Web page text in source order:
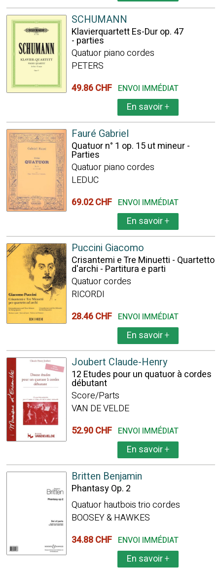
SCHUMANN
Klavierquartett Es-Dur op. 47
- parties
Quatuor piano cordes
PETERS
49.86 CHF ENVOI IMMÉDIAT
En savoir+
Fauré Gabriel
Quatuor n° 1 op. 15 ut mineur -
Parties
Quatuor piano cordes
LEDUC
69.02 CHF ENVOI IMMÉDIAT
En savoir+
Puccini Giacomo
Crisantemi e Tre Minuetti - Quartetto
d'archi - Partitura e parti
Quatuor cordes
RICORDI
28.46 CHF ENVOI IMMÉDIAT
En savoir+
Joubert Claude-Henry
12 Etudes pour un quatuor à cordes
débutant
Score/Parts
VAN DE VELDE
52.90 CHF ENVOI IMMÉDIAT
En savoir+
Britten Benjamin
Phantasy Op. 2
Quatuor hautbois trio cordes
BOOSEY & HAWKES
34.88 CHF ENVOI IMMÉDIAT
En savoir+